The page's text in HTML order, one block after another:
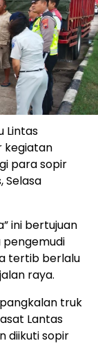
Lintas
kegiatan
para sopir
Selasa
ini bertujuan
tertib berlalu
raya.
truk
Lantas
diikuti sopir